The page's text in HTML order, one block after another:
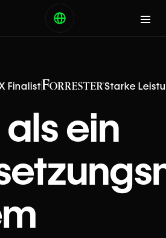
Finalist Starke
ein